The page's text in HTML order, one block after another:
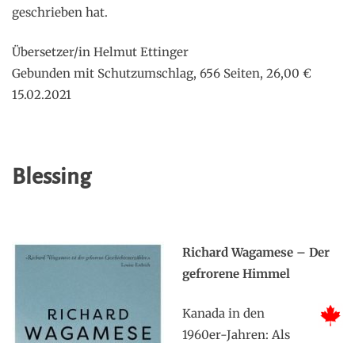
geschrieben hat.
Übersetzer/in Helmut Ettinger
Gebunden mit Schutzumschlag, 656 Seiten, 26,00 €
15.02.2021
Blessing
Richard Wagamese – Der
gefrorene Himmel
Kanada in den
1960er-Jahren: Als